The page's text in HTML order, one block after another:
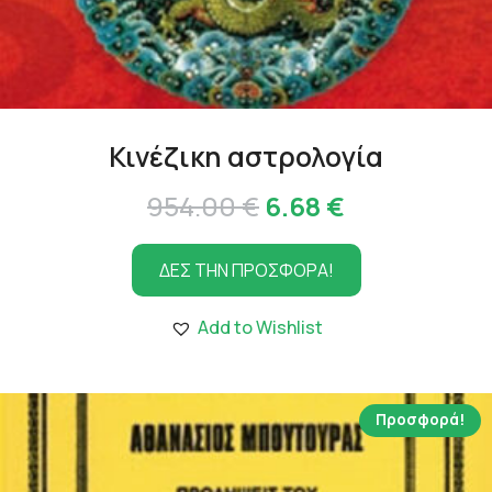
Κινέζικη αστρολογία
954.00€ Original
price
was:
954.00 €.
6.68 €
τρέχουσα
τιμή
ΔΕΣ ΤΗΝ ΠΡΟΣΦΟΡΑ!
Add to Wishlist
Προσφορά!